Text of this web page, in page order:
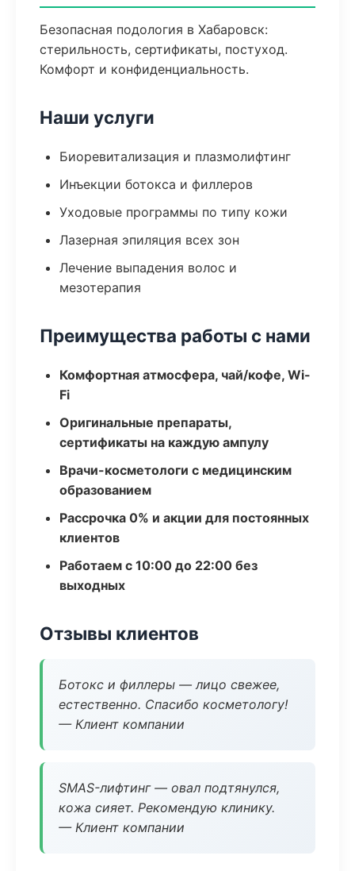
Безопасная подология в Хабаровск:
стерильность, сертификаты, постуход.
Комфорт и конфиденциальность.
Наши услуги
Биоревитализация и плазмолифтинг
Инъекции ботокса и филлеров
Уходовые программы по типу кожи
Лазерная эпиляция всех зон
Лечение выпадения волос и
мезотерапия
Преимущества работы с нами
Комфортная атмосфера, чай/кофе, Wi-
Fi
Оригинальные препараты,
сертификаты на каждую ампулу
Врачи-косметологи с медицинским
образованием
Рассрочка 0% и акции для постоянных
клиентов
Работаем с 10:00 до 22:00 без
выходных
Отзывы клиентов
Ботокс и филлеры — лицо свежее,
естественно. Спасибо косметологу!
— Клиент компании
SMAS-лифтинг — овал подтянулся,
кожа сияет. Рекомендую клинику.
— Клиент компании